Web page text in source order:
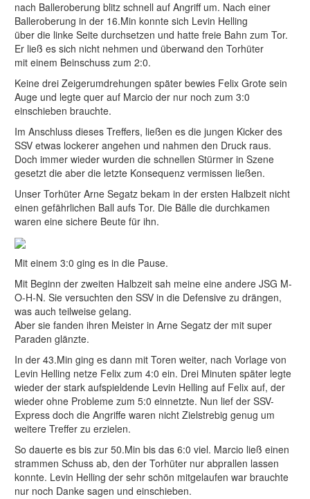
nach Balleroberung blitz schnell auf Angriff um. Nach einer
Balleroberung in der 16.Min konnte sich Levin Helling
über die linke Seite durchsetzen und hatte freie Bahn zum Tor.
Er ließ es sich nicht nehmen und überwand den Torhüter
mit einem Beinschuss zum 2:0.
Keine drei Zeigerumdrehungen später bewies Felix Grote sein
Auge und legte quer auf Marcio der nur noch zum 3:0
einschieben brauchte.
Im Anschluss dieses Treffers, ließen es die jungen Kicker des
SSV etwas lockerer angehen und nahmen den Druck raus.
Doch immer wieder wurden die schnellen Stürmer in Szene
gesetzt die aber die letzte Konsequenz vermissen ließen.
Unser Torhüter Arne Segatz bekam in der ersten Halbzeit nicht
einen gefährlichen Ball aufs Tor. Die Bälle die durchkamen
waren eine sichere Beute für ihn.
Mit einem 3:0 ging es in die Pause.
Mit Beginn der zweiten Halbzeit sah meine eine andere JSG M-
O-H-N. Sie versuchten den SSV in die Defensive zu drängen,
was auch teilweise gelang.
Aber sie fanden ihren Meister in Arne Segatz der mit super
Paraden glänzte.
In der 43.Min ging es dann mit Toren weiter, nach Vorlage von
Levin Helling netze Felix zum 4:0 ein. Drei Minuten später legte
wieder der stark aufspieldende Levin Helling auf Felix auf, der
wieder ohne Probleme zum 5:0 einnetzte. Nun lief der SSV-
Express doch die Angriffe waren nicht Zielstrebig genug um
weitere Treffer zu erzielen.
So dauerte es bis zur 50.Min bis das 6:0 viel. Marcio ließ einen
strammen Schuss ab, den der Torhüter nur abprallen lassen
konnte. Levin Helling der sehr schön mitgelaufen war brauchte
nur noch Danke sagen und einschieben.